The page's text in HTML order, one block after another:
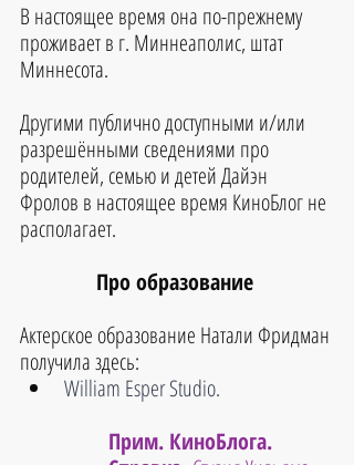
В настоящее время она по-прежнему
проживает в г. Миннеаполис, штат
Миннесота.
Другими публично доступными и/или
разрешёнными сведениями про
родителей, семью и детей Дайэн
Фролов в настоящее время КиноБлог не
располагает.
Про образование
Актерское образование Натали Фридман
получила здесь:
William Esper Studio.
Прим. КиноБлога.